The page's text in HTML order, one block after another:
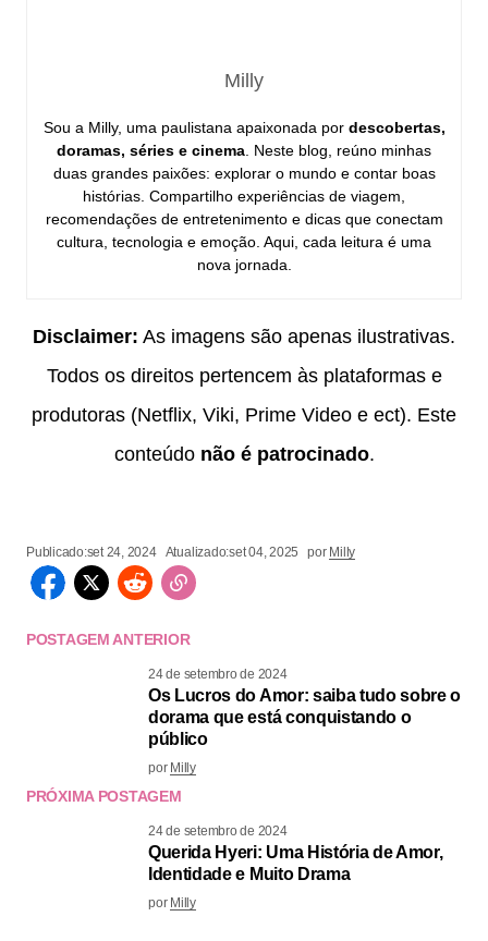
Milly
Sou a Milly, uma paulistana apaixonada por descobertas,
doramas, séries e cinema. Neste blog, reúno minhas
duas grandes paixões: explorar o mundo e contar boas
histórias. Compartilho experiências de viagem,
recomendações de entretenimento e dicas que conectam
cultura, tecnologia e emoção. Aqui, cada leitura é uma
nova jornada.
Disclaimer: As imagens são apenas ilustrativas.
Todos os direitos pertencem às plataformas e
produtoras (Netflix, Viki, Prime Video e ect). Este
conteúdo não é patrocinado.
Publicado:set 24, 2024 Atualizado:set 04, 2025 por Milly
POSTAGEM ANTERIOR
24 de setembro de 2024
Os Lucros do Amor: saiba tudo sobre o
dorama que está conquistando o
público
por Milly
PRÓXIMA POSTAGEM
24 de setembro de 2024
Querida Hyeri: Uma História de Amor,
Identidade e Muito Drama
por Milly